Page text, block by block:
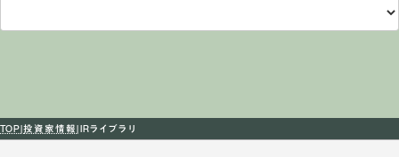
TOP投資家情報 IRライブラリ